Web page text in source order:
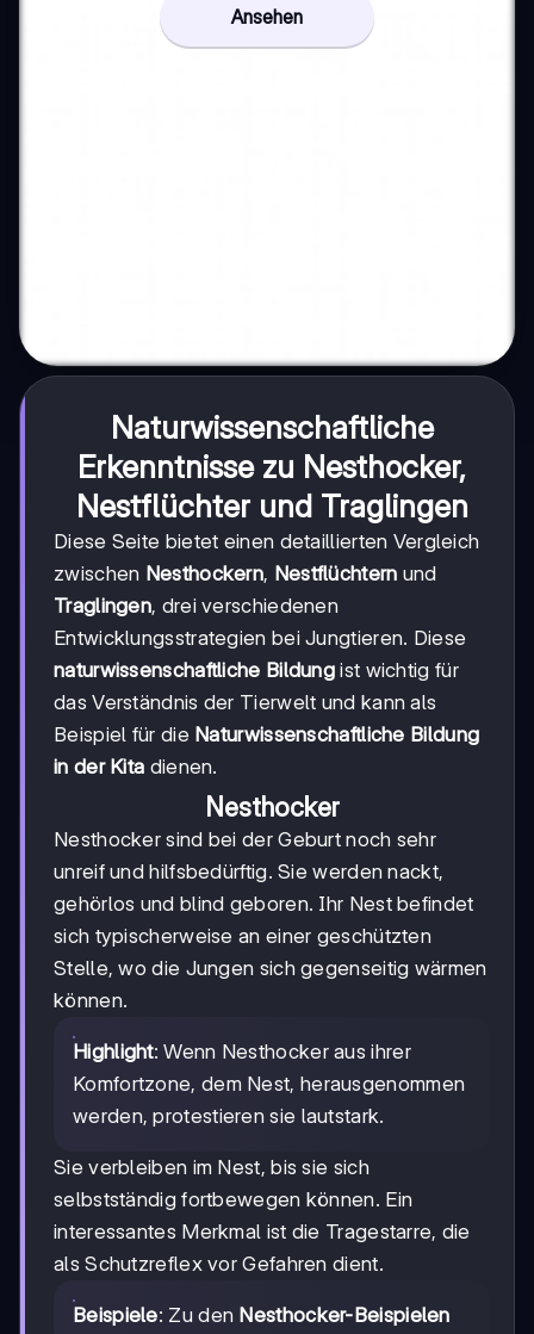
Ansehen
Naturwissenschaftliche
Erkenntnisse zu Nesthocker,
Nestflüchter und Traglingen
Diese Seite bietet einen detaillierten Vergleich
zwischen Nesthockern, Nestflüchtern und
Traglingen, drei verschiedenen
Entwicklungsstrategien bei Jungtieren. Diese
naturwissenschaftliche Bildung ist wichtig für
das Verständnis der Tierwelt und kann als
Beispiel für die Naturwissenschaftliche Bildung
in der Kita dienen.
Nesthocker
Nesthocker sind bei der Geburt noch sehr
unreif und hilfsbedürftig. Sie werden nackt,
gehörlos und blind geboren. Ihr Nest befindet
sich typischerweise an einer geschützten
Stelle, wo die Jungen sich gegenseitig wärmen
können.
Highlight: Wenn Nesthocker aus ihrer
Komfortzone, dem Nest, herausgenommen
werden, protestieren sie lautstark.
Sie verbleiben im Nest, bis sie sich
selbstständig fortbewegen können. Ein
interessantes Merkmal ist die Tragestarre, die
als Schutzreflex vor Gefahren dient.
Beispiele: Zu den Nesthocker-Beispielen